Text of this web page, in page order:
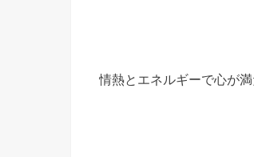
情熱とエネルギーで心が